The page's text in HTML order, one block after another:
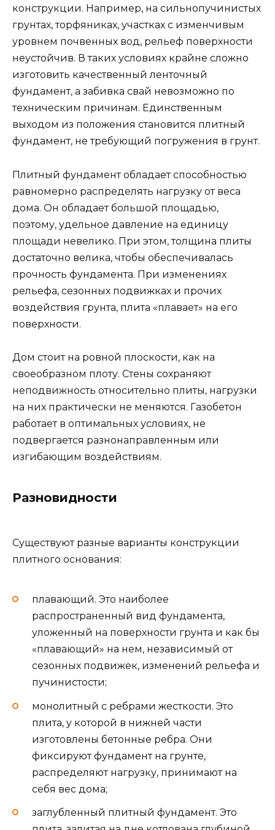
конструкции. Например, на сильнопучинистых
грунтах, торфяниках, участках с изменчивым
уровнем почвенных вод, рельеф поверхности
неустойчив. В таких условиях крайне сложно
изготовить качественный ленточный
фундамент, а забивка свай невозможно по
техническим причинам. Единственным
выходом из положения становится плитный
фундамент, не требующий погружения в грунт.
Плитный фундамент обладает способностью
равномерно распределять нагрузку от веса
дома. Он обладает большой площадью,
поэтому, удельное давление на единицу
площади невелико. При этом, толщина плиты
достаточно велика, чтобы обеспечивалась
прочность фундамента. При изменениях
рельефа, сезонных подвижках и прочих
воздействия грунта, плита «плавает» на его
поверхности.
Дом стоит на ровной плоскости, как на
своеобразном плоту. Стены сохраняют
неподвижность относительно плиты, нагрузки
на них практически не меняются. Газобетон
работает в оптимальных условиях, не
подвергается разнонаправленным или
изгибающим воздействиям.
Разновидности
Существуют разные варианты конструкции
плитного основания:
плавающий. Это наиболее
распространенный вид фундамента,
уложенный на поверхности грунта и как бы
«плавающий» на нем, независимый от
сезонных подвижек, изменений рельефа и
пучинистости;
монолитный с ребрами жесткости. Это
плита, у которой в нижней части
изготовлены бетонные ребра. Они
фиксируют фундамент на грунте,
распределяют нагрузку, принимают на
себя вес дома;
заглубленный плитный фундамент. Это